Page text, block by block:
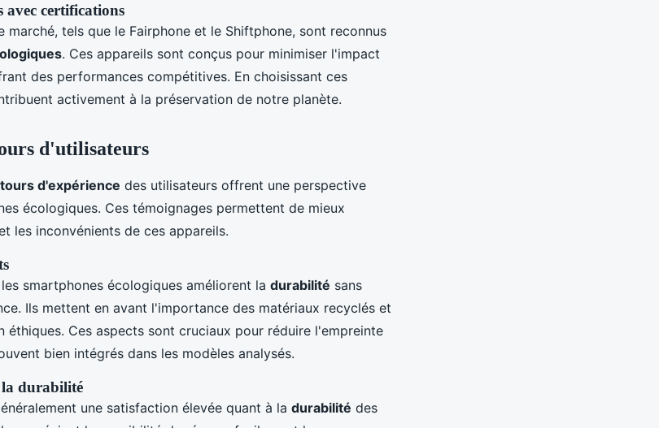
avec certifications
marché, tels que le Fairphone et le Shiftphone, sont reconnus
. Ces appareils sont conçus pour minimiser l'impact
des performances compétitives. En choisissant ces
activement à la préservation de notre planète.
d'utilisateurs
d'expérience des utilisateurs offrent une perspective
écologiques. Ces témoignages permettent de mieux
les inconvénients de ces appareils.
smartphones écologiques améliorent la durabilité sans
Ils mettent en avant l'importance des matériaux recyclés et
éthiques. Ces aspects sont cruciaux pour réduire l'empreinte
bien intégrés dans les modèles analysés.
durabilité
une satisfaction élevée quant à la durabilité des